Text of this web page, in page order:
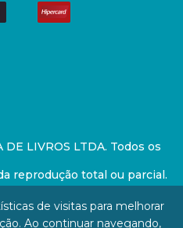
LIVROS LTDA. Todos os
reprodução total ou parcial.
sem aviso prévio.
de visitas para melhorar
Ao continuar navegando,